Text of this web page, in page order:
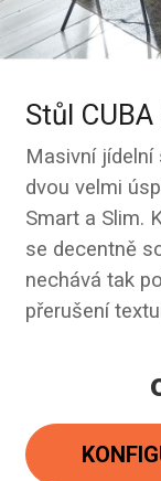
Stůl
Masivní
dvou velmi
Smart a Slim.
se decentně
nechává tak
přerušení
Měrná
cena: